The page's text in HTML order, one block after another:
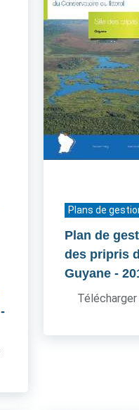
-
Plans de
Plan de
des pripris
Guyane -